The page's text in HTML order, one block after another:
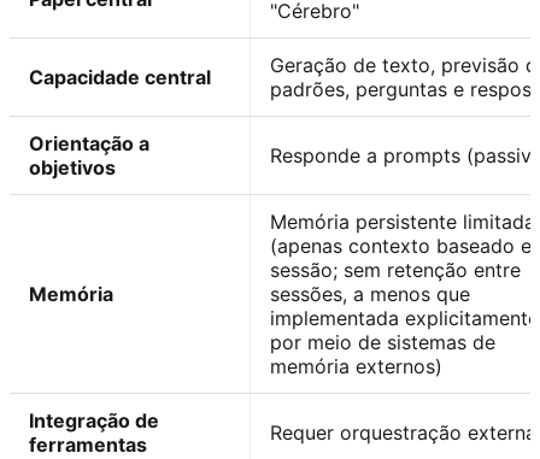
"Cérebro"
Capacidade central
Geração de texto, previsão
padrões, perguntas e
Orientação a
objetivos
Responde a prompts
Memória
Memória persistente limitada
(apenas contexto baseado
sessão; sem retenção entre
sessões, a menos que
implementada explicitamente
por meio de sistemas de
memória externos)
Integração de
ferramentas
Requer orquestração externa